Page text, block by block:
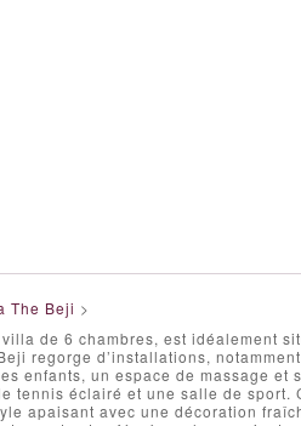
The Beji >
de 6 chambres, est idéalement
regorge d’installations,
enfants, un espace de massage
tennis éclairé et une salle de
apaisant avec une décoration